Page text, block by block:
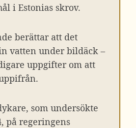
i Estonias skrov.
berättar att det
vatten under bildäck –
uppgifter om att
som undersökte
på regeringens